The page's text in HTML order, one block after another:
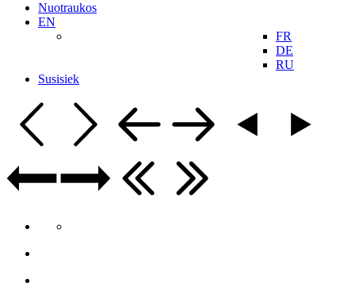
Nuotraukos
EN
FR
DE
RU
Susisiek